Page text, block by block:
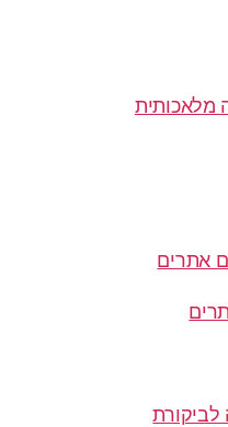
מלאכותית
אתרים